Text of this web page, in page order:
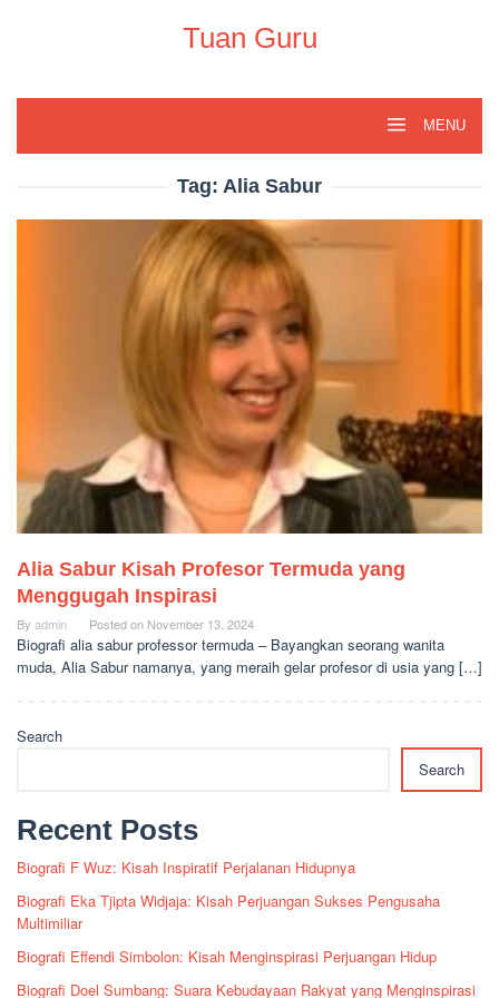
Tuan Guru
MENU
Tag: Alia Sabur
Alia Sabur Kisah Profesor Termuda yang
Menggugah Inspirasi
By admin Posted on November 13, 2024
Biografi alia sabur professor termuda – Bayangkan seorang wanita
muda, Alia Sabur namanya, yang meraih gelar profesor di usia yang […]
Search
Search
Recent Posts
Biografi F Wuz: Kisah Inspiratif Perjalanan Hidupnya
Biografi Eka Tjipta Widjaja: Kisah Perjuangan Sukses Pengusaha
Multimiliar
Biografi Effendi Simbolon: Kisah Menginspirasi Perjuangan Hidup
Biografi Doel Sumbang: Suara Kebudayaan Rakyat yang Menginspirasi